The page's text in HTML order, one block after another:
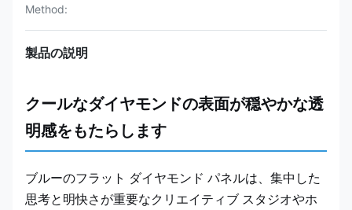
Method:
製品の説明
クールなダイヤモンドの表面が穏やかな透
明感をもたらします
ブルーのフラット ダイヤモンド パネルは、集中した
思考と明快さが重要なクリエイティブ スタジオやホ